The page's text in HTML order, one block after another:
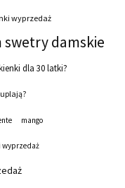
wyprzedaż
swetry damskie
dla 30 latki?
mango
wyprzedaż